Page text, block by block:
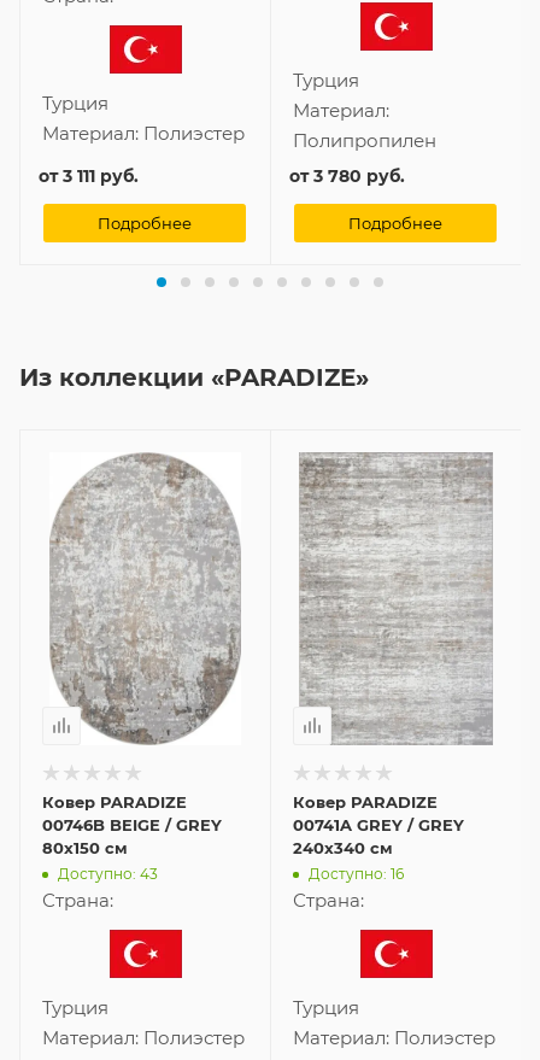
Турция
Материал: Полиэстер
от3 111 руб.
Подробнее
Турция
Материал:
Полипропилен
от3 780 руб.
Подробнее
Из коллекции «PARADIZE»
Ковер PARADIZE
00746B BEIGE / GREY
80x150 см
Доступно: 43
Страна:
Турция
Материал: Полиэстер
Ковер PARADIZE
00741A GREY / GREY
240x340 см
Доступно: 16
Страна:
Турция
Материал: Полиэстер